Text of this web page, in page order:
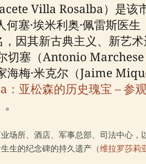
Villa Rosalba）是该
塞·埃米利奥·佩雷斯医
因其新古典主义、新艺
切塞（Antonio Marchese
海梅·米克尔（Jaime
亚松森的历史瑰宝 – 参
场所、酒店、军事总部、司法中心
生的纪念碑的持久遗产（维拉罗莎莉